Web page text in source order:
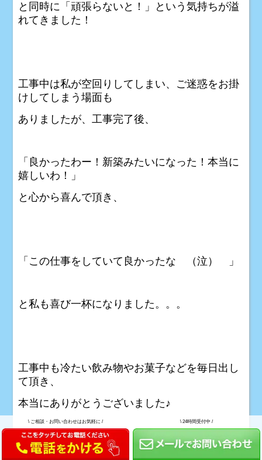
と同時に「頑張らないと！」という気持ちが溢
れてきました！
工事中は私が空回りしてしまい、ご迷惑をお掛
けしてしまう場面も
ありましたが、工事完了後、
「良かったわー！新築みたいになった！本当に
嬉しいわ！」
と心から喜んで頂き、
「この仕事をしていて良かったな （泣） 」
と私も喜び一杯になりました。。。
工事中も冷たい飲み物やお菓子などを毎日出し
て頂き、
本当にありがとうございました♪
\ ご相談・お問い合わせはお気軽に / \ 24時間受付中 /